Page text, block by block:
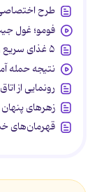
طرح
فومو؛ غول
۵ غذای سریع و سالم برای طبیعت‌گردی
نتیجه حمله
رونمایی از
زهرهای
قهرمان‌های